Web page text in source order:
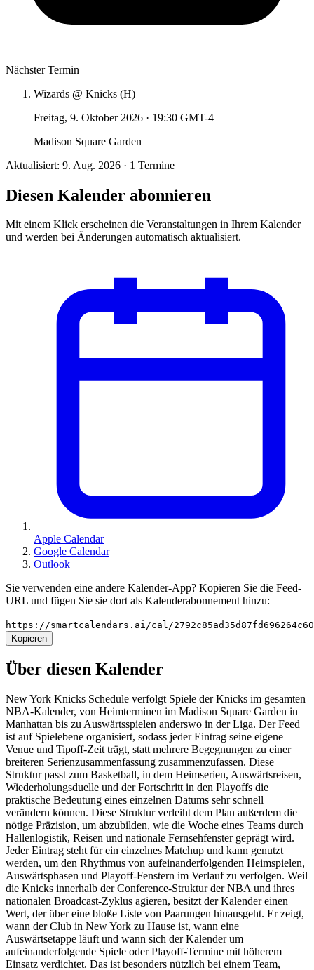
Nächster Termin
Wizards @ Knicks (H)
Freitag, 9. Oktober 2026 · 19:30 GMT-4
Madison Square Garden
Aktualisiert: 9. Aug. 2026 · 1 Termine
Diesen Kalender abonnieren
Mit einem Klick erscheinen die Veranstaltungen in Ihrem Kalender
und werden bei Änderungen automatisch aktualisiert.
Apple Calendar
Google Calendar
Outlook
Sie verwenden eine andere Kalender-App? Kopieren Sie die Feed-
URL und fügen Sie sie dort als Kalenderabonnement hinzu:
https://smartcalendars.ai/cal/
Kopieren
Über diesen Kalender
New York Knicks Schedule verfolgt Spiele der Knicks im gesamten
NBA-Kalender, von Heimterminen im Madison Square Garden in
Manhattan bis zu Auswärtsspielen anderswo in der Liga. Der Feed
ist auf Spielebene organisiert, sodass jeder Eintrag seine eigene
Venue und Tipoff-Zeit trägt, statt mehrere Begegnungen zu einer
breiteren Serienzusammenfassung zusammenzufassen. Diese
Struktur passt zum Basketball, in dem Heimserien, Auswärtsreisen,
Wiederholungsduelle und der Fortschritt in den Playoffs die
praktische Bedeutung eines einzelnen Datums sehr schnell
verändern können. Diese Struktur verleiht dem Plan außerdem die
nötige Präzision, um abzubilden, wie die Woche eines Teams durch
Hallenlogistik, Reisen und nationale Fernsehfenster geprägt wird.
Jeder Eintrag steht für ein einzelnes Matchup und kann genutzt
werden, um den Rhythmus von aufeinanderfolgenden Heimspielen,
Auswärtsphasen und Playoff-Fenstern im Verlauf zu verfolgen. Weil
die Knicks innerhalb der Conference-Struktur der NBA und ihres
nationalen Broadcast-Zyklus agieren, besitzt der Kalender einen
Wert, der über eine bloße Liste von Paarungen hinausgeht. Er zeigt,
wann der Club in New York zu Hause ist, wann eine
Auswärtsetappe läuft und wann sich der Kalender um
aufeinanderfolgende Spiele oder Playoff-Termine mit höherem
Einsatz verdichtet. Das ist besonders nützlich bei einem Team,